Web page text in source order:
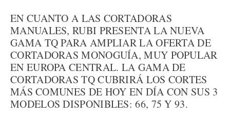
EN CUANTO A LAS CORTADORAS
MANUALES, RUBI PRESENTA LA NUEVA
GAMA TQ PARA AMPLIAR LA OFERTA DE
CORTADORAS MONOGUÍA, MUY POPULAR
EN EUROPA CENTRAL. LA GAMA DE
CORTADORAS TQ CUBRIRÁ LOS CORTES
MÁS COMUNES DE HOY EN DÍA CON SUS 3
MODELOS DISPONIBLES: 66, 75 Y 93.